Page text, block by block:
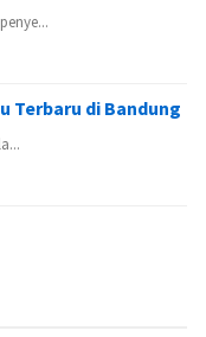
Terbaru di Bandung